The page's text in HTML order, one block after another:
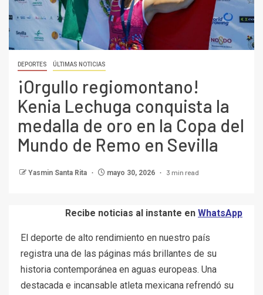
DEPORTES ÚLTIMAS NOTICIAS
¡Orgullo regiomontano!
Kenia Lechuga conquista la
medalla de oro en la Copa del
Mundo de Remo en Sevilla
Yasmin Santa Rita mayo 30, 2026 3 min read
Recibe noticias al instante en WhatsApp
El deporte de alto rendimiento en nuestro país
registra una de las páginas más brillantes de su
historia contemporánea en aguas europeas. Una
destacada e incansable atleta mexicana refrendó su